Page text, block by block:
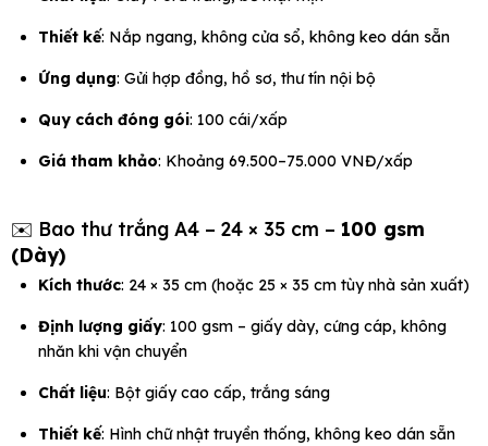
Thiết kế: Nắp ngang, không cửa sổ, không keo dán sẵn
Ứng dụng: Gửi hợp đồng, hồ sơ, thư tín nội bộ
Quy cách đóng gói: 100 cái/xấp
Giá tham khảo: Khoảng 69.500–75.000 VNĐ/xấp
✉️ Bao thư trắng A4 – 24 × 35 cm – 100 gsm
(Dày)
Kích thước: 24 × 35 cm (hoặc 25 × 35 cm tùy nhà sản xuất)
Định lượng giấy: 100 gsm – giấy dày, cứng cáp, không
nhăn khi vận chuyển
Chất liệu: Bột giấy cao cấp, trắng sáng
Thiết kế: Hình chữ nhật truyền thống, không keo dán sẵn